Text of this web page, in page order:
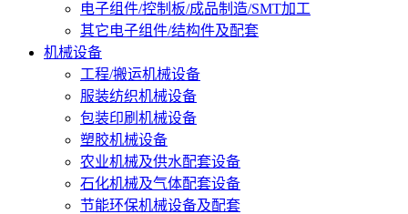
电子组件/控制板/成品制造/SMT加工
其它电子组件/结构件及配套
机械设备
工程/搬运机械设备
服装纺织机械设备
包装印刷机械设备
塑胶机械设备
农业机械及供水配套设备
石化机械及气体配套设备
节能环保机械设备及配套